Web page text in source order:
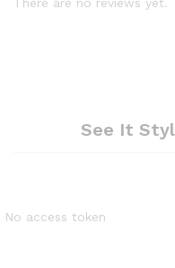
See It
No access token